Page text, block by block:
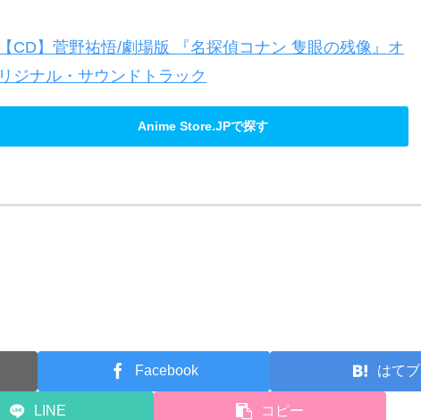
【CD】菅野祐悟/劇場版 『名探偵コナン 隻眼の​残像』オ
リジナル・サウンドトラック
Anime Store.JPで探す
Facebook はてブ
LINE コピー